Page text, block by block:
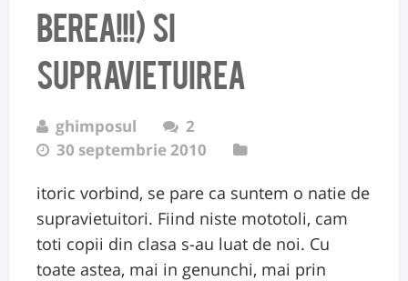
berea!!!) si
supravietuirea
ghimposul
2
30 septembrie 2010
itoric vorbind, se pare ca suntem o natie de
supravietuitori. Fiind niste mototoli, cam
toti copii din clasa s-au luat de noi. Cu
toate astea, mai in genunchi, mai prin